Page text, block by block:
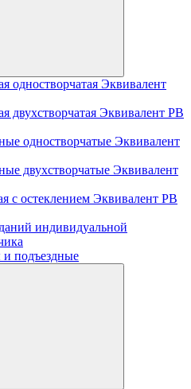
одностворчатая Эквивалент
двухстворчатая Эквивалент PB
одностворчатые Эквивалент
двухстворчатые Эквивалент
с остеклением Эквивалент PB
индивидуальной
подъездные